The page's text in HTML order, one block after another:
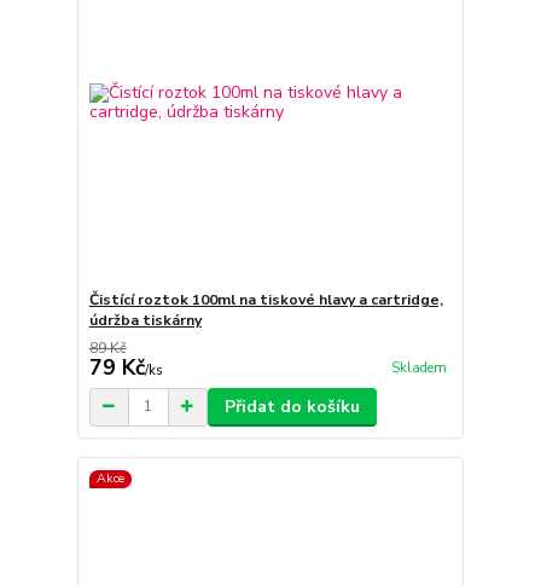
Čistící roztok 100ml na tiskové hlavy a cartridge,
údržba tiskárny
89 Kč
79 Kč/ks Skladem
Přidat do košíku
Akce